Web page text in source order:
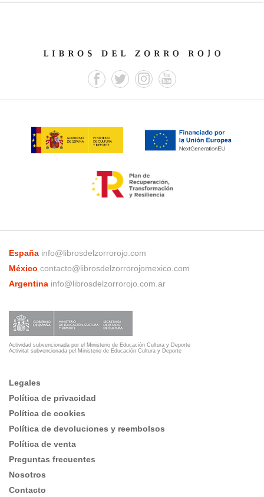
España info@librosdelzorrorojo.com
México contacto@librosdelzorrorojomexico.com
Argentina info@librosdelzorrorojo.com.ar
Actividad subvencionada por el Ministerio de Educación Cultura y Deporte
Activitat subvencionada pel Ministerio de Educación Cultura y Deporte
Legales
Política de privacidad
Política de cookies
Política de devoluciones y reembolsos
Política de venta
Preguntas frecuentes
Nosotros
Contacto